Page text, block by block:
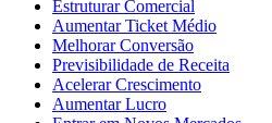
Estruturar Comercial
Aumentar Ticket Médio
Melhorar Conversão
Previsibilidade de Receita
Acelerar Crescimento
Aumentar Lucro